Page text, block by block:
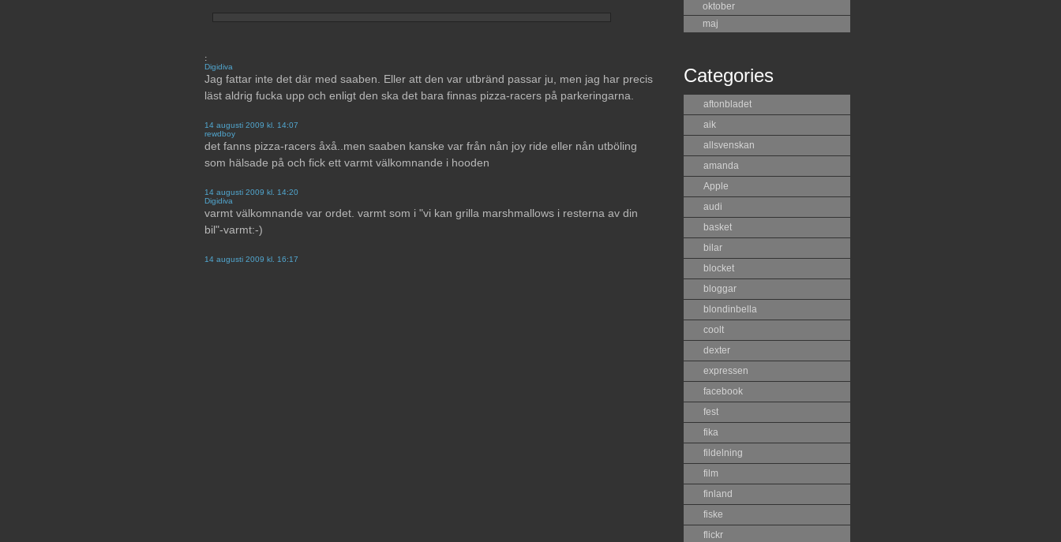
:
Digidiva
Jag fattar inte det där med saaben. Eller att den var utbränd passar ju, men jag har precis
läst aldrig fucka upp och enligt den ska det bara finnas pizza-racers på parkeringarna.
14 augusti 2009 kl. 14:07
rewdboy
det fanns pizza-racers åxå..men saaben kanske var från nån joy ride eller nån utböling
som hälsade på och fick ett varmt välkomnande i hooden
14 augusti 2009 kl. 14:20
Digidiva
varmt välkomnande var ordet. varmt som i "vi kan grilla marshmallows i resterna av din
bil"-varmt:-)
14 augusti 2009 kl. 16:17
oktober
maj
Categories
aftonbladet
aik
allsvenskan
amanda
Apple
audi
basket
bilar
blocket
bloggar
blondinbella
coolt
dexter
expressen
facebook
fest
fika
fildelning
film
finland
fiske
flickr